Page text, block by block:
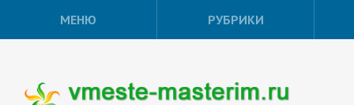
МЕНЮ РУБРИКИ